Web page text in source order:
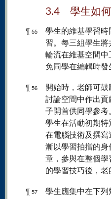
3.4 學生如何
¶ 55
學生的維基學習
習。每三組學生
輪流在維基空間
免同學在編輯時發
¶ 56
開始時，老師可
討論空間中作出
子開首供同學參考
學生在活動初期
在電腦技術及撰
漸以學習拍擋的
章，參與在整個
的學習技巧後，老
¶ 57
學生應集中在下列